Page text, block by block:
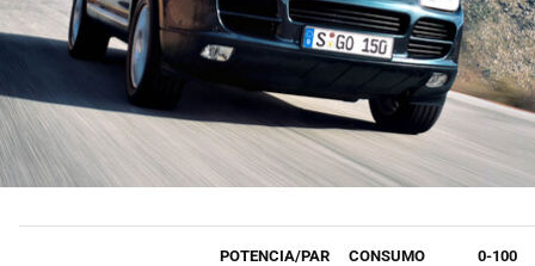
POTENCIA/PAR
CONSUMO
0-100